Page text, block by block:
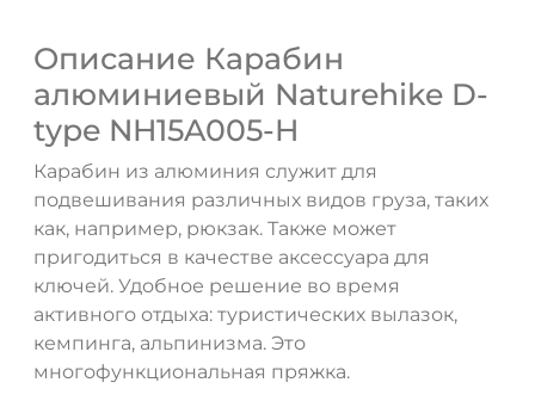
Описание Карабин
алюминиевый Naturehike D-
type NH15A005-H
Карабин из алюминия служит для
подвешивания различных видов груза, таких
как, например, рюкзак. Также может
пригодиться в качестве аксессуара для
ключей. Удобное решение во время
активного отдыха: туристических вылазок,
кемпинга, альпинизма. Это
многофункциональная пряжка.
ДА НЕТ